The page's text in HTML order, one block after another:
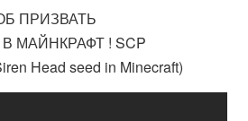
ПРИЗВАТЬ
МАЙНКРАФТ ! SCP
Head seed in Minecraft)